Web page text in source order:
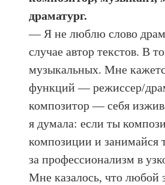
драматург.
— Я не люблю слово
случае автор текстов. В
музыкальных. Мне
функций — режиссер/
композитор — себя
я думала: если ты
композиции и занимайся
за профессионализм в
Мне казалось, что любой